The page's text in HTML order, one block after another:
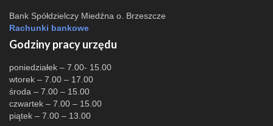
Bank Spółdzielczy Miedźna o. Brzeszcze
Rachunki bankowe
Godziny pracy urzędu
poniedziałek – 7.00- 15.00
wtorek – 7.00 – 17.00
środa – 7.00 – 15.00
czwartek – 7.00 – 15.00
piątek – 7.00 – 13.00